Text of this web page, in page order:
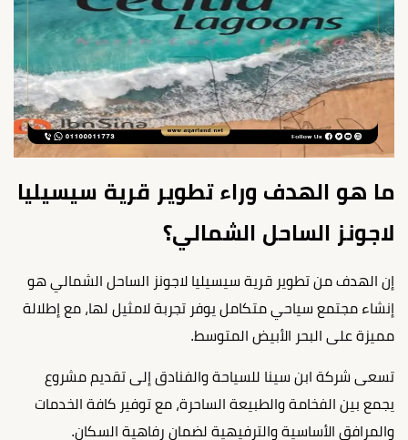
ما هو الهدف وراء تطوير قرية سيسيليا
لاجونز الساحل الشمالي؟
إن الهدف من تطوير قرية سيسيليا لاجونز الساحل الشمالي هو
إنشاء مجتمع سياحي متكامل يوفر تجربة لامثيل لها، مع إطلالة
مميزة على البحر الأبيض المتوسط.
تسعى شركة ابن سينا للسياحة والفنادق إلى تقديم مشروع
يجمع بين الفخامة والطبيعة الساحرة، مع توفير كافة الخدمات
والمرافق الأساسية والترفيهية لضمان رفاهية السكان.